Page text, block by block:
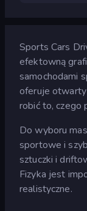
Sports Cars
efektowną
samochodami
oferuje
robić to, czego
Do wyboru
sportowe i
sztuczki i
Fizyka jest
realistyczne.